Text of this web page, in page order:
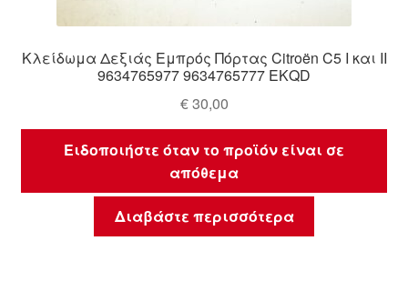
Κλείδωμα Δεξιάς Εμπρός Πόρτας Citroën C5 I και II
9634765977 9634765777 EKQD
€30,00
Ειδοποιήστε όταν το προϊόν είναι σε
απόθεμα
Διαβάστε περισσότερα